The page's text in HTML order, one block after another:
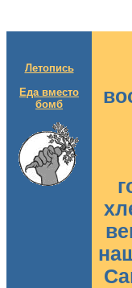
Летопись
Еда вместо
бомб